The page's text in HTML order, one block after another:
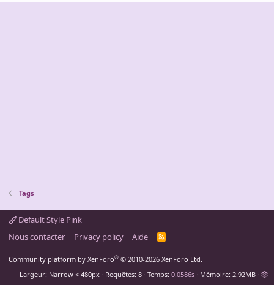
Tags
Default Style Pink
Nous contacter
Privacy policy Aide
R
Community platform by XenForo® © 2010-2026 XenForo Ltd.
Largeur
Requêtes 8 Temps 0.0586s Mémoire 2.92MB